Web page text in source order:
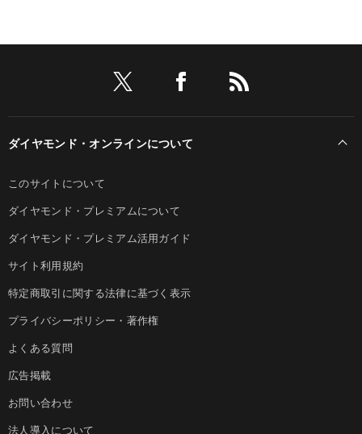
ダイヤモンド・オンラインについて
このサイトについて
ダイヤモンド・プレミアムについて
ダイヤモンド・プレミアム活用ガイド
サイト利用規約
特定商取引に関する法律に基づく表示
プライバシーポリシー・著作権
よくある質問
広告掲載
お問い合わせ
法人導入について